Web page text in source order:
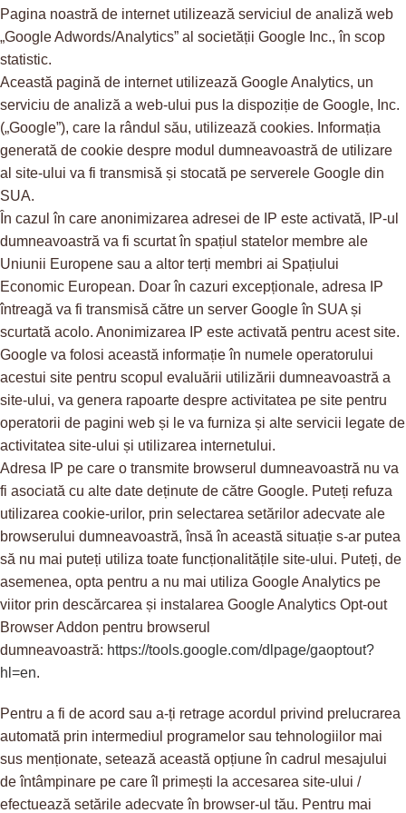
Pagina noastră de internet utilizează serviciul de analiză web
„Google Adwords/Analytics” al societății Google Inc., în scop
statistic.
Această pagină de internet utilizează Google Analytics, un
serviciu de analiză a web-ului pus la dispoziție de Google, Inc.
(„Google”), care la rândul său, utilizează cookies. Informația
generată de cookie despre modul dumneavoastră de utilizare
al site-ului va fi transmisă și stocată pe serverele Google din
SUA.
În cazul în care anonimizarea adresei de IP este activată, IP-ul
dumneavoastră va fi scurtat în spațiul statelor membre ale
Uniunii Europene sau a altor terți membri ai Spațiului
Economic European. Doar în cazuri excepționale, adresa IP
întreagă va fi transmisă către un server Google în SUA și
scurtată acolo. Anonimizarea IP este activată pentru acest site.
Google va folosi această informație în numele operatorului
acestui site pentru scopul evaluării utilizării dumneavoastră a
site-ului, va genera rapoarte despre activitatea pe site pentru
operatorii de pagini web și le va furniza și alte servicii legate de
activitatea site-ului și utilizarea internetului.
Adresa IP pe care o transmite browserul dumneavoastră nu va
fi asociată cu alte date deținute de către Google. Puteți refuza
utilizarea cookie-urilor, prin selectarea setărilor adecvate ale
browserului dumneavoastră, însă în această situație s-ar putea
să nu mai puteți utiliza toate funcționalitățile site-ului. Puteți, de
asemenea, opta pentru a nu mai utiliza Google Analytics pe
viitor prin descărcarea și instalarea Google Analytics Opt-out
Browser Addon pentru browserul
dumneavoastră: https://tools.google.com/dlpage/gaoptout?
hl=en.
Pentru a fi de acord sau a-ți retrage acordul privind prelucrarea
automată prin intermediul programelor sau tehnologiilor mai
sus menționate, setează această opțiune în cadrul mesajului
de întâmpinare pe care îl primești la accesarea site-ului /
efectuează setările adecvate în browser-ul tău. Pentru mai